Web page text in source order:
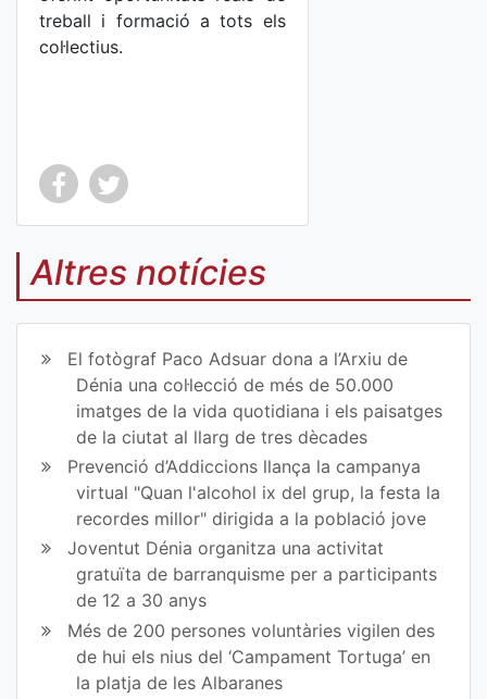
treball i formació a tots els
col·lectius.
Co
mp
art
ir
en
Fa
ce
bo
ok
Co
mp
art
ir
en
Tw
itt
er
Altres notícies
El fotògraf Paco Adsuar dona a l’Arxiu de
Dénia una col·lecció de més de 50.000
imatges de la vida quotidiana i els paisatges
de la ciutat al llarg de tres dècades
Prevenció d’Addiccions llança la campanya
virtual "Quan l'alcohol ix del grup, la festa la
recordes millor" dirigida a la població jove
Joventut Dénia organitza una activitat
gratuïta de barranquisme per a participants
de 12 a 30 anys
Més de 200 persones voluntàries vigilen des
de hui els nius del ‘Campament Tortuga’ en
la platja de les Albaranes